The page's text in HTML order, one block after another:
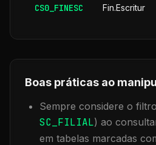
CS0_FINESC Fin.Escritur
Boas práticas ao
Sempre considere o
SC_FILIAL) ao
em tabelas marcadas